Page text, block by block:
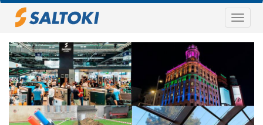
Pasar
principal